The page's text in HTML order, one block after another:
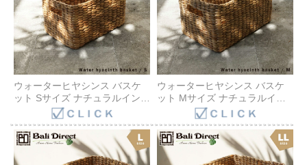
ウォーターヒヤシンス バスケ
ット Sサイズ ナチュラルインテ
リア ホワイトインテリア 韓国
風インテリア シーグラス カゴ
かご 収納 小物入れ アジアン家
具 収納カゴ BOHO バリ島
Z920405H Bali Direct
ウォーターヒヤシンス バスケ
ット Mサイズ ナチュラルイン
テリア ホワイトインテリア 韓
国風インテリア カゴ かご 収納
小物入れ アジアン家具 収納カ
ゴ BOHO Z920406H Bali Direct